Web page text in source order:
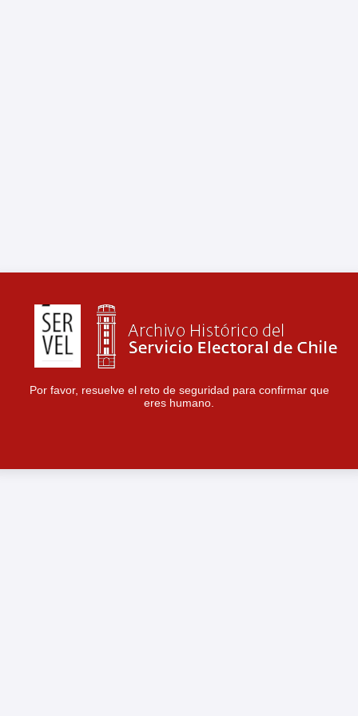
Por favor, resuelve el reto de seguridad para confirmar que
eres humano.